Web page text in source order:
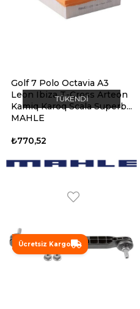
TÜKENDI
Golf 7 Polo Octavia A3
Leon Ibiza T-Cross Arteon
Kamiq Karoq Scala Superb...
MAHLE
₺770,52
Ücretsiz Kargo
%8